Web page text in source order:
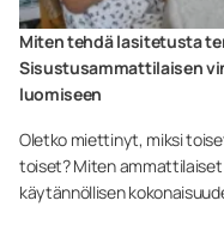
Miten tehdä lasitetusta
Sisustusammattilaisen
luomiseen
Oletko miettinyt, miksi
toiset? Miten
käytännöllisen